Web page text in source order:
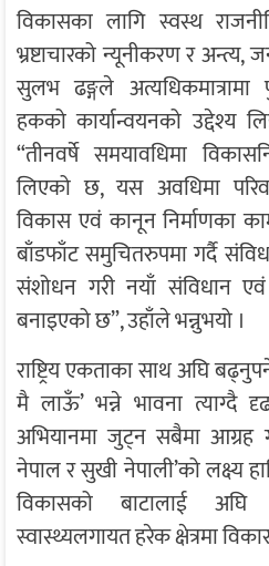
विकासका लागि स्वस्थ
भ्रष्टाचारको न्यूनीकरण र
सुलभ ढङ्गले
हकको कार्यान्वयनको उद्देश्य
“तीनवर्षे समयावधिमा
लिएको छ, यस अवधिमा
विकास एवं कानून निर्माणका
बाँडफाँट समुचितरुपमा गर्दै
संशोधन गरी नयाँ संविधान
बनाइएको छ”, उहाँले भन्नुभयो ।
राष्ट्रिय एकताका साथ अघि
मै लाऊँ’ भन्ने भावना त्याग्दै
अभियानमा जुट्न सबैमा आग्रह
नेपाल र सुखी नेपाली’को लक्ष्य
विकासको बाटालाई अघि
स्वास्थ्यलगायत हरेक क्षेत्रमा